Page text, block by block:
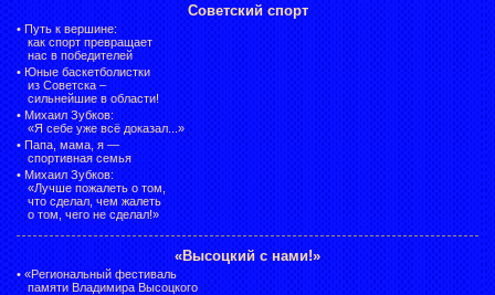
Советский спорт
• Путь к вершине:
как спорт превращает
нас в победителей
• Юные баскетболистки
из Советска –
сильнейшие в области!
• Михаил Зубков:
«Я себе уже всё доказал...»
• Папа, мама, я —
спортивная семья
• Михаил Зубков:
«Лучше пожалеть о том,
что сделал, чем жалеть
о том, чего не сделал!»
«Высоцкий с нами!»
• «Региональный фестиваль
памяти Владимира Высоцкого